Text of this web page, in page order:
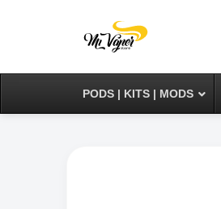
PODS | KITS | MODS